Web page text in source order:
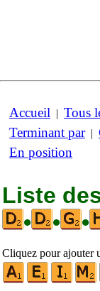
Accueil | Tous
Terminant par|
En position
Liste
•
• •
Cliquez pour ajouter